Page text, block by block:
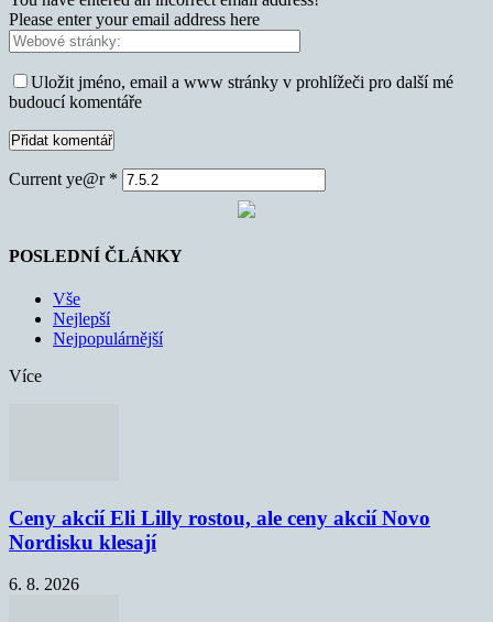
Please enter your email address here
Uložit jméno, email a www stránky v prohlížeči pro další mé
budoucí komentáře
Current ye@r *
POSLEDNÍ ČLÁNKY
Vše
Nejlepší
Nejpopulárnější
Více
Ceny akcií Eli Lilly rostou, ale ceny akcií Novo
Nordisku klesají
6. 8. 2026